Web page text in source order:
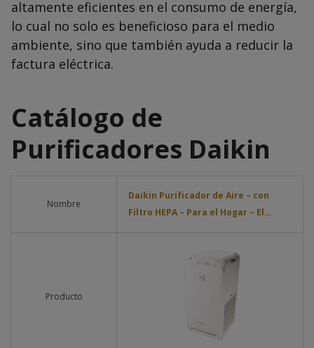
altamente eficientes en el consumo de energía,
lo cual no solo es beneficioso para el medio
ambiente, sino que también ayuda a reducir la
factura eléctrica.
Catálogo de
Purificadores Daikin
Nombre
Daikin Purificador de Aire – con
Filtro HEPA – Para el Hogar – El…
Producto